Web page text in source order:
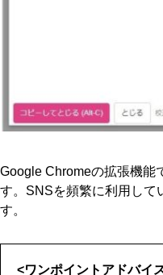
Google Chromeの拡張機能
す。SNSを頻繁に利用して
す。
<ワンポイントアドバイ